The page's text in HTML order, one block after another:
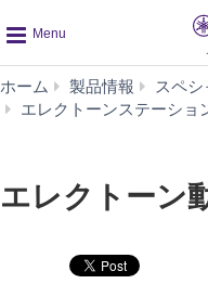
global
navigation
ホーム 製品情報
スペ
エレクトーンステーショ
エレクトーン